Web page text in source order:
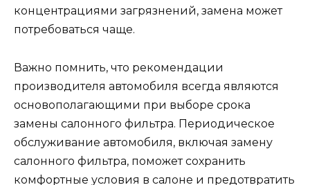
концентрациями загрязнений, замена может
потребоваться чаще.
Важно помнить, что рекомендации
производителя автомобиля всегда являются
основополагающими при выборе срока
замены салонного фильтра. Периодическое
обслуживание автомобиля, включая замену
салонного фильтра, поможет сохранить
комфортные условия в салоне и предотвратить